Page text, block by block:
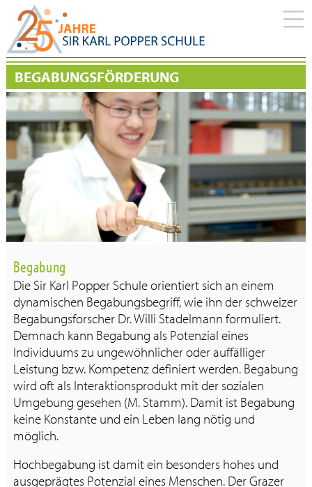
BEGABUNGSFÖRDERUNG
Begabung
Die Sir Karl Popper Schule orientiert sich an einem
dynamischen Begabungsbegriff, wie ihn der schweizer
Begabungsforscher Dr. Willi Stadelmann formuliert.
Demnach kann Begabung als Potenzial eines
Individuums zu ungewöhnlicher oder auffälliger
Leistung bzw. Kompetenz definiert werden. Begabung
wird oft als Interaktionsprodukt mit der sozialen
Umgebung gesehen (M. Stamm). Damit ist Begabung
keine Konstante und ein Leben lang nötig und
möglich.
Hochbegabung ist damit ein besonders hohes und
ausgeprägtes Potenzial eines Menschen. Der Grazer